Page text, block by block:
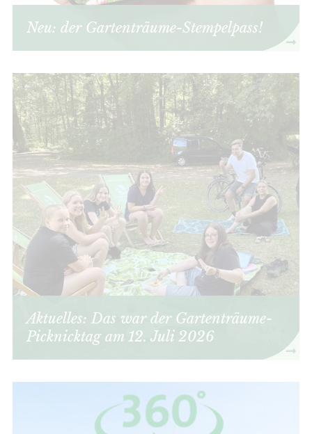
Neu: der Gartenträume-Stempelpass!
Aktuelles: Das war der Gartenträume-
Picknicktag am 12. Juli 2026